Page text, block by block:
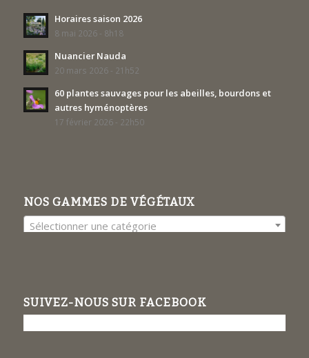
Horaires saison 2026
8 mai 2026 - 8h18
Nuancier Nauda
20 mars 2026 - 21h52
60 plantes sauvages pour les abeilles, bourdons et
autres hyménoptères
17 février 2026 - 22h50
NOS GAMMES DE VÉGÉTAUX
Sélectionner une catégorie
SUIVEZ-NOUS SUR FACEBOOK